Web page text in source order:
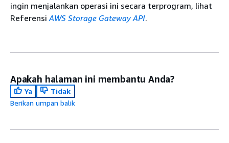
ingin menjalankan operasi ini secara terprogram, lihat
ReferensiAWS Storage Gateway API.
Apakah halaman ini membantu Anda?
Ya
Tidak
Berikan umpan balik